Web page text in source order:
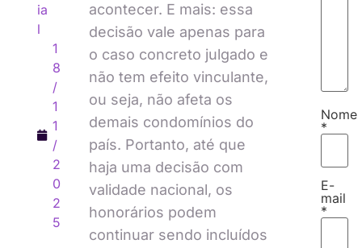
ia
l
1
8
/
1
1
/
2
0
2
5
acontecer. E mais: essa
decisão vale apenas para
o caso concreto julgado e
não tem efeito vinculante,
ou seja, não afeta os
demais condomínios do
país. Portanto, até que
haja uma decisão com
validade nacional, os
honorários podem
continuar sendo incluídos
Nome
*
E-
mail
*